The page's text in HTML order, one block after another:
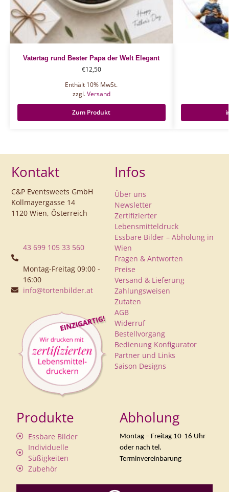
Vatertag rund Bester Papa der Welt Elegant
€12,50
Enthält 10% MwSt.
zzgl.Versand
Zum Produkt
Kontakt
C&P Eventsweets GmbH
Kollmayergasse 14
1120 Wien, Österreich
43 699 105 33 560
Montag-Freitag 09:00 -
16:00
info@tortenbilder.at
Infos
Über uns
Newsletter
Zertifizierter
Lebensmitteldruck
Essbare Bilder – Abholung in
Wien
Fragen & Antworten
Preise
Versand & Lieferung
Zahlungsweisen
Zutaten
AGB
Widerruf
Bestellvorgang
Bedienung Konfigurator
Partner und Links
Saison Designs
Produkte
Essbare Bilder
Individuelle
Süßigkeiten
Zubehör
Abholung
Montag – Freitag 10-16 Uhr
oder nach tel.
Terminvereinbarung